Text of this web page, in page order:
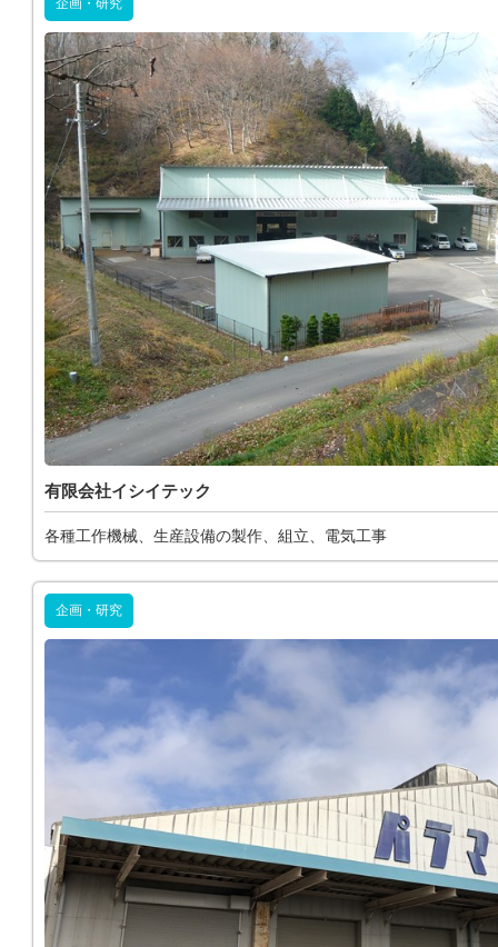
企画・研究
有限会社イシイテック
各種工作機械、生産設備の製作、組立、電気工事
企画・研究